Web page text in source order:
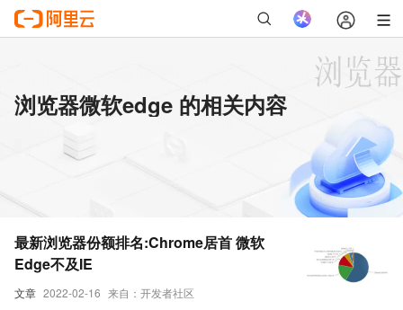
浏览器微软edge 的相关内容
文章 2022-02-16 来自：开发者社区
最新浏览器份额排名:Chrome居首 微软
Edge不及IE